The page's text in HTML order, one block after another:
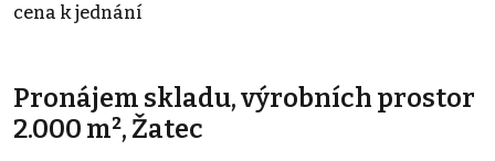
cena k jednání
Pronájem skladu, výrobních prostor
2.000 m², Žatec